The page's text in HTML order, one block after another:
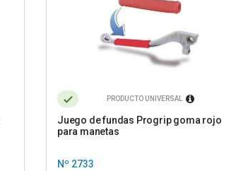
PRODUCTO UNIVERSAL
Juego de fundas Progrip goma rojo
para manetas
Nº 2733